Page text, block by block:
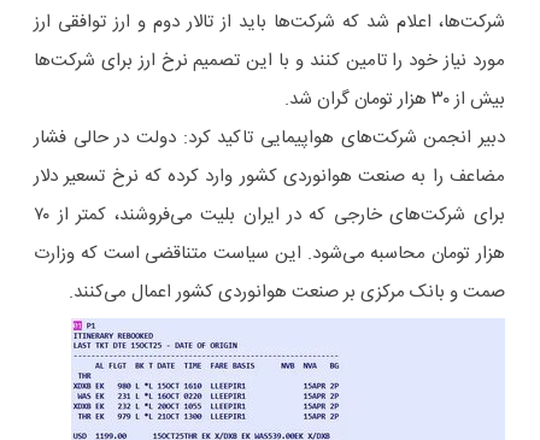
شرکت‌ها، اعلام شد که شرکت‌ها باید از تالار دوم و ارز توافقی ارز
مورد نیاز خود را تامین کنند و با این تصمیم نرخ ارز برای شرکت‌ها
بیش از ٣٠ هزار تومان گران شد.
دبیر انجمن شرکت‌های هواپیمایی تاکید کرد: دولت در حالی فشار
مضاعف را به صنعت هوانوردی کشور وارد کرده که نرخ تسعیر دلار
برای شرکت‌های خارجی که در ایران بلیت می‌فروشند، کمتر از ٧٠
هزار تومان محاسبه می‌شود. این سیاست متناقضی است که وزارت
صمت و بانک مرکزی بر صنعت هوانوردی کشور اعمال می‌کنند.